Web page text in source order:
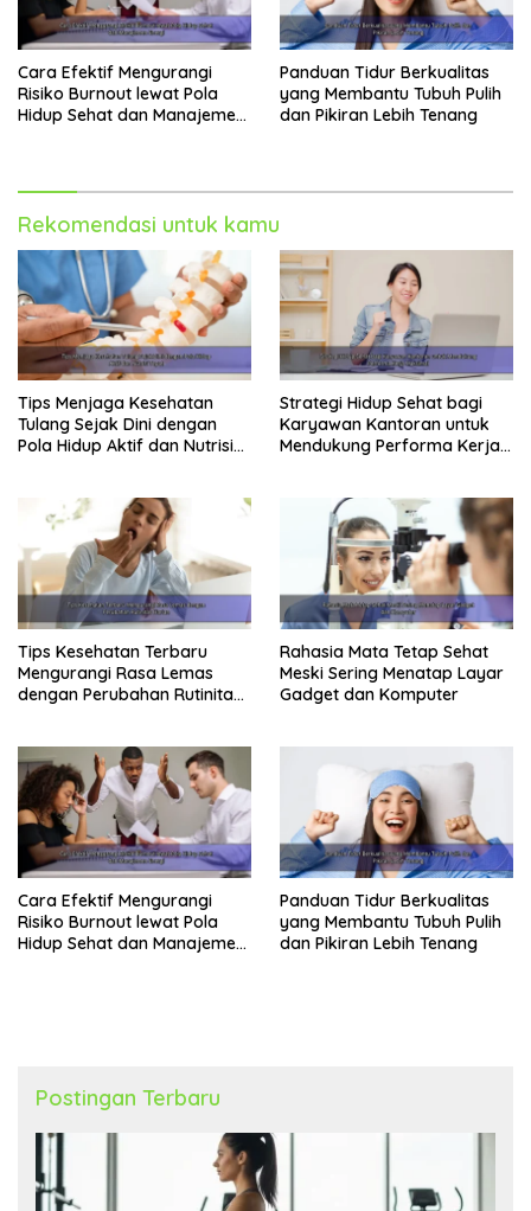
Cara Efektif Mengurangi
Risiko Burnout lewat Pola
Hidup Sehat dan Manajemen
Panduan Tidur Berkualitas
yang Membantu Tubuh Pulih
dan Pikiran Lebih Tenang
Rekomendasi untuk kamu
Tips Menjaga Kesehatan
Tulang Sejak Dini dengan
Pola Hidup Aktif dan Nutrisi
Strategi Hidup Sehat bagi
Karyawan Kantoran untuk
Mendukung Performa Kerja
Tips Kesehatan Terbaru
Mengurangi Rasa Lemas
dengan Perubahan Rutinitas
Rahasia Mata Tetap Sehat
Meski Sering Menatap Layar
Gadget dan Komputer
Cara Efektif Mengurangi
Risiko Burnout lewat Pola
Hidup Sehat dan Manajemen
Panduan Tidur Berkualitas
yang Membantu Tubuh Pulih
dan Pikiran Lebih Tenang
Postingan Terbaru